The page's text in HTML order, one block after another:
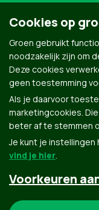
Groen.be
Cookies op
Groen gebruikt
noodzakelijk zijn om
Deze cookies
geen toestemming
Als je daarvoor
marketingcookies.
beter af te stemmen
Je kunt je instellingen
vind je hier.
Voorkeuren